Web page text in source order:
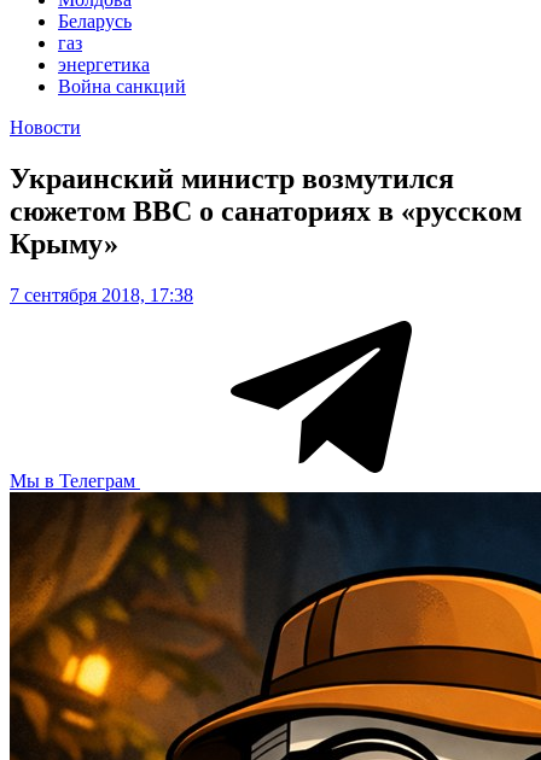
Беларусь
газ
энергетика
Война санкций
Новости
Украинский министр возмутился
сюжетом BBC о санаториях в «русском
Крыму»
7 сентября 2018, 17:38
Мы в Телеграм